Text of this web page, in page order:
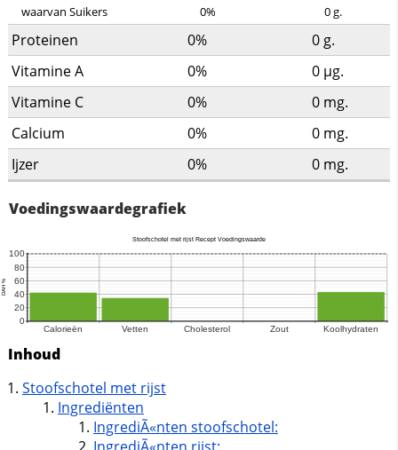
waarvan Suikers
0% 0g.
Proteinen 0% 0g.
Vitamine A
0% 0 µg.
Vitamine C
0% 0 mg.
Calcium
0% 0 mg.
Ijzer
0% 0 mg.
Voedingswaardegrafiek
Inhoud
Stoofschotel met rijst
Ingrediënten
IngrediÃ«nten stoofschotel:
IngrediÃ«nten rijst: